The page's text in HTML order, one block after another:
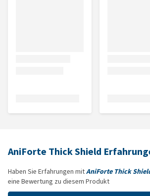
AniForte Thick Shield
Haben Sie Erfahrungen mitAniForte Thick
eine Bewertung zu diesem Produkt